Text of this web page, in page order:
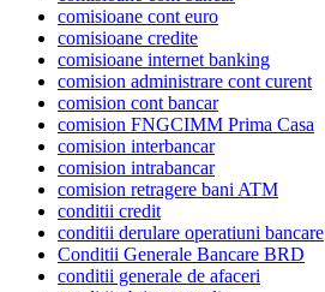
comisioane cont euro
comisioane credite
comisioane internet banking
comision administrare cont curent
comision cont bancar
comision FNGCIMM Prima Casa
comision interbancar
comision intrabancar
comision retragere bani ATM
conditii credit
conditii derulare operatiuni bancare
Conditii Generale Bancare BRD
conditii generale de afaceri